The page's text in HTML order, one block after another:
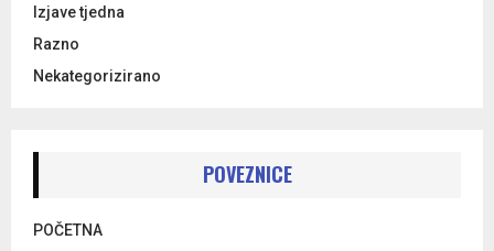
Izjave tjedna
Razno
Nekategorizirano
POVEZNICE
POČETNA